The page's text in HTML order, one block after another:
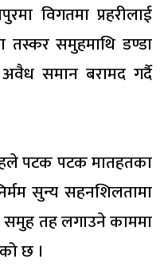
विगतमा प्रहरीलाई
तस्कर समुहमाथि डण्डा
समान बरामद गर्दै
पटक पटक मातहतका
सुन्य सहनशिलतामा
समुह तह लगाउने काममा
छ ।